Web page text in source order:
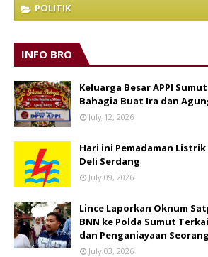
POLITIK
INFO BRO
Keluarga Besar APPI
Bahagia Buat Ira dan
July 12, 2026
Hari ini Pemadaman Listrik
Deli Serdang
July 09, 2026
Lince Laporkan Oknum
BNN ke Polda Sumut
dan Penganiayaan
July 03, 2026